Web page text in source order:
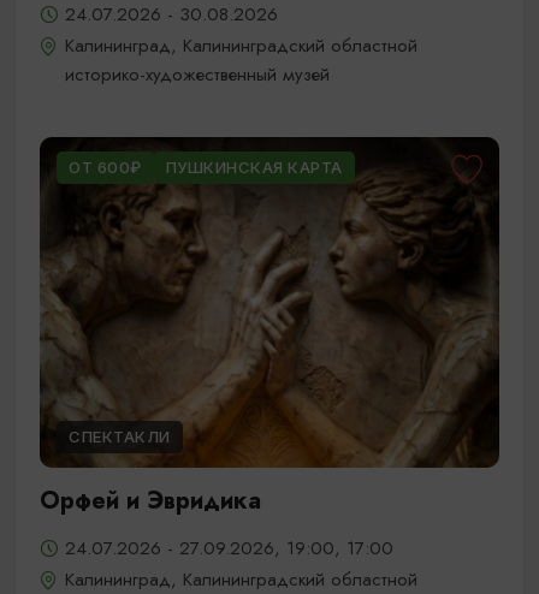
24.07.2026 - 30.08.2026
Калининград, Калининградский областной
историко-художественный музей
ОТ 600₽ ПУШКИНСКАЯ КАРТА
СПЕКТАКЛИ
Орфей и Эвридика
24.07.2026 - 27.09.2026, 19:00, 17:00
Калининград, Калининградский областной